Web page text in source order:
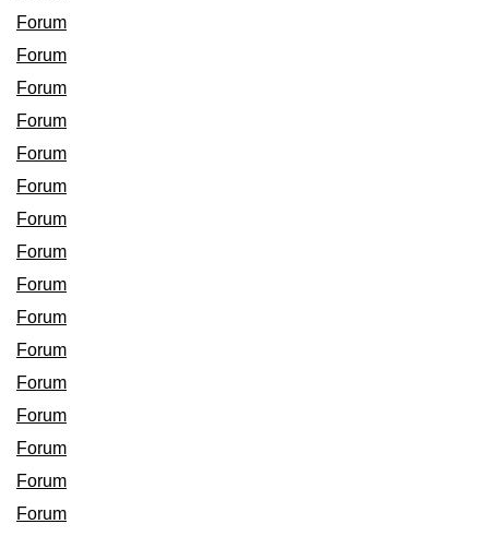
Forum
Forum
Forum
Forum
Forum
Forum
Forum
Forum
Forum
Forum
Forum
Forum
Forum
Forum
Forum
Forum